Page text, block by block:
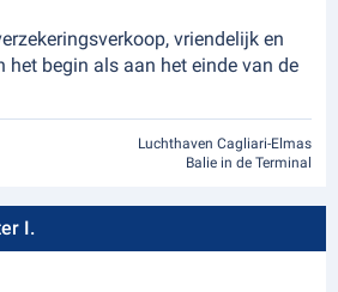
vriendelijk en
het begin als aan het einde van de
Luchthaven Cagliari-Elmas
Balie in de Terminal
I.